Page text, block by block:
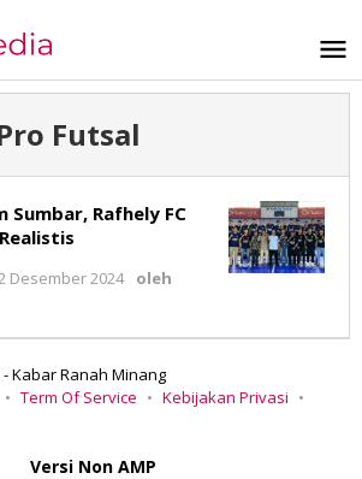
Futsal
Sumbar, Rafhely FC
Desember 2024
oleh
Kabar Ranah Minang
Term Of Service
Kebijakan Privasi
Versi Non AMP